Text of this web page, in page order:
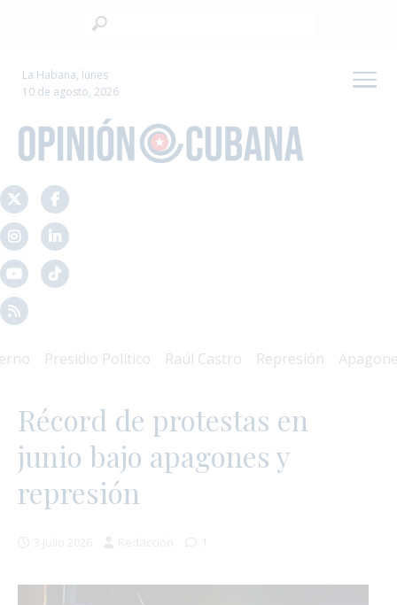
La Habana, lunes
10 de agosto, 2026
Presidio Político Raúl Castro Represión Apagones
Récord de protestas en
junio bajo apagones y
represión